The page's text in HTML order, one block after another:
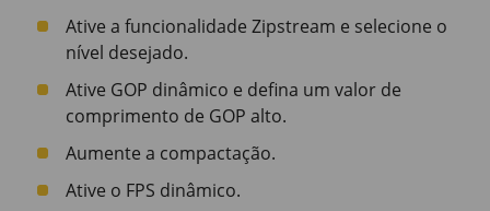
Ative a funcionalidade Zipstream e selecione o
nível desejado.
Ative GOP dinâmico e defina um valor de
comprimento de GOP alto.
Aumente a compactação.
Ative o FPS dinâmico.